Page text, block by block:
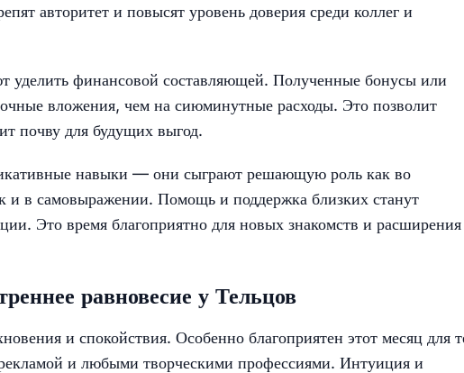
авторитет и повысят уровень доверия среди коллег и
уделить финансовой составляющей. Полученные бонусы или
вложения, чем на сиюминутные расходы. Это позволит
почву для будущих выгод.
навыки — они сыграют решающую роль как во
и в самовыражении. Помощь и поддержка близких станут
Это время благоприятно для новых знакомств и расширения
равновесие у Тельцов
и спокойствия. Особенно благоприятен этот месяц для
и любыми творческими профессиями. Интуиция и